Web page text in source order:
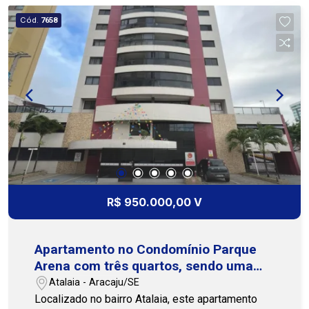
Conta ainda com uma vaga de garagem e posição
solar norte/leste, favorecendo boa ventilação e
conforto térmico. Uma excelente opção para
quem busca espaço, localização privilegiada e
comodidade para toda a família. Agende uma
visita. Nossa equipe está pronta para apresentar
todos os detalhes e ajudar você a encontrar o
imóvel ideal. Cohab Premium - (79) 3231-3231
Cód. 7658
R$ 950.000,00 V
Apartamento no Condomínio Parque
Arena com três quartos, sendo uma
suíte
Atalaia - Aracaju/SE
Localizado no bairro Atalaia, este apartamento